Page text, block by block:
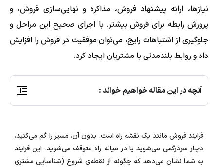
نیازها، ارائه پیشنهاد فروش، مذاکره و نهایی‌سازی فروش، و
پرورش رابطه برای فروش بیشتر. با اجرای صحیح این مراحل و
جلوگیری از اشتباهات رایج، می‌توان موفقیت در فروش را افزایش
داد و روابط بلندمدتی با مشتریان ایجاد کرد.
آنچه در این مقاله خواهیم خواند :
فرایند فروش مانند یک نقشه راه است. بدون آن، مسیر را گم می‌کنید،
دچار سردرگمی می‌شوید یا در میانه راه متوقف می‌شوید. این فرایند
به شما نشان می‌دهد که چگونه از نقطه‌ی شروع (شناسایی مشتری